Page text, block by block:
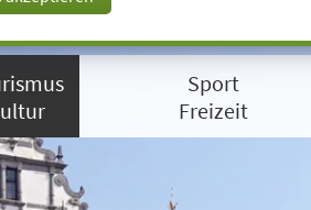
Sport
Freizeit